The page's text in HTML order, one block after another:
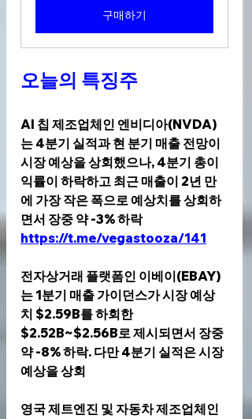
구매하기
오늘의 특징주
AI 칩 제조업체인 엔비디아(NVDA)
는 4분기 실적과 현 분기 매출 전망이
시장 예상을 상회했으나, 4분기 총이
익률이 하락하고 최근 매출이 2년 만
에 가장 작은 폭으로 예상치를 상회하
면서 장중 약 -3% 하락
https://t.me/vegastooza/141
전자상거래 플랫폼인 이베이(EBAY)
는 1분기 매출 가이던스가 시장 예상
치 $2.59B를 하회한
$2.52B~$2.56B로 제시되면서 장중
약 -8% 하락. 다만 4분기 실적은 시장
예상을 상회
영국 제트엔진 및 자동차 제조업체인